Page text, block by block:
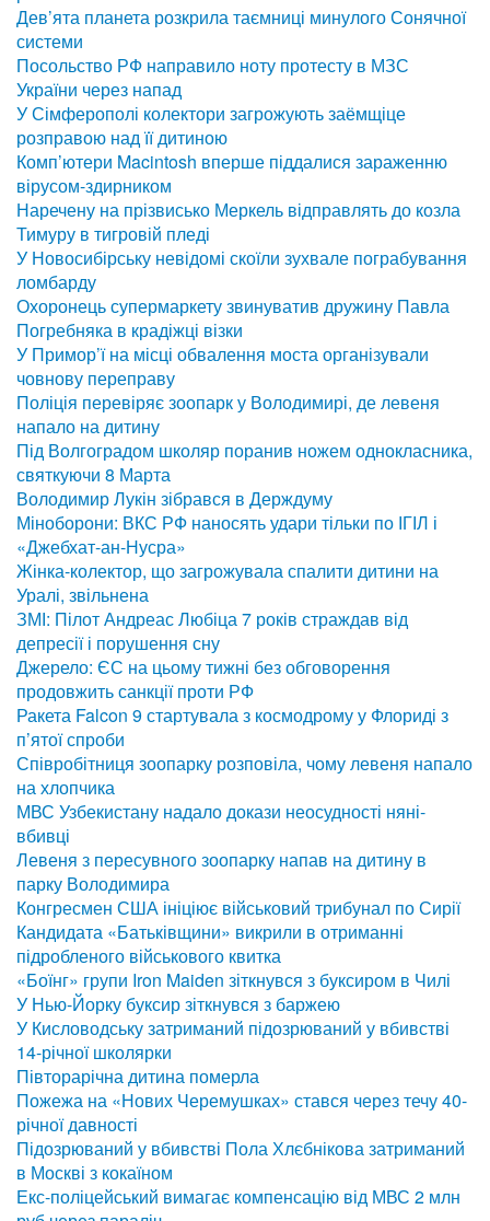
Дев’ята планета розкрила таємниці минулого Сонячної
системи
Посольство РФ направило ноту протесту в МЗС
України через напад
У Сімферополі колектори загрожують заёмщіце
розправою над її дитиною
Комп’ютери Macintosh вперше піддалися зараженню
вірусом-здирником
Наречену на прізвисько Меркель відправлять до козла
Тимуру в тигровій пледі
У Новосибірську невідомі скоїли зухвале пограбування
ломбарду
Охоронець супермаркету звинуватив дружину Павла
Погребняка в крадіжці візки
У Примор’ї на місці обвалення моста організували
човнову переправу
Поліція перевіряє зоопарк у Володимирі, де левеня
напало на дитину
Під Волгоградом школяр поранив ножем однокласника,
святкуючи 8 Марта
Володимир Лукін зібрався в Держдуму
Міноборони: ВКС РФ наносять удари тільки по ІГІЛ і
«Джебхат-ан-Нусра»
Жінка-колектор, що загрожувала спалити дитини на
Уралі, звільнена
ЗМІ: Пілот Андреас Любіца 7 років страждав від
депресії і порушення сну
Джерело: ЄС на цьому тижні без обговорення
продовжить санкції проти РФ
Ракета Falcon 9 стартувала з космодрому у Флориді з
п’ятої спроби
Співробітниця зоопарку розповіла, чому левеня напало
на хлопчика
МВС Узбекистану надало докази неосудності няні-
вбивці
Левеня з пересувного зоопарку напав на дитину в
парку Володимира
Конгресмен США ініціює військовий трибунал по Сирії
Кандидата «Батьківщини» викрили в отриманні
підробленого військового квитка
«Боїнг» групи Iron Maiden зіткнувся з буксиром в Чилі
У Нью-Йорку буксир зіткнувся з баржею
У Кисловодську затриманий підозрюваний у вбивстві
14-річної школярки
Півторарічна дитина померла
Пожежа на «Нових Черемушках» стався через течу 40-
річної давності
Підозрюваний у вбивстві Пола Хлєбнікова затриманий
в Москві з кокаїном
Екс-поліцейський вимагає компенсацію від МВС 2 млн